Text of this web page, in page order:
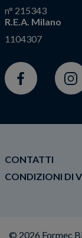
n° 215343
R.E.A. Milano
1104307
Facebook
CONTATTI
CONDIZIONI DI
© 2026 Formec